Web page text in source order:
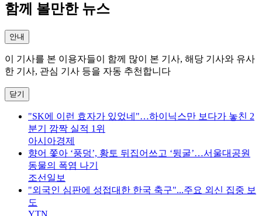
함께 볼만한 뉴스
안내
이 기사를 본 이용자들이 함께 많이 본 기사, 해당 기사와 유사
한 기사, 관심 기사 등을 자동 추천합니다
닫기
"SK에 이런 효자가 있었네"…하이닉스만 보다가 놓친 2
분기 깜짝 실적 1위
아시아경제
향어 쫓아 ‘풍덩’, 황토 뒤집어쓰고 ‘뒹굴’…서울대공원
동물의 폭염 나기
조선일보
"외국인 심판에 성접대한 한국 축구"...주요 외신 집중 보
도
YTN